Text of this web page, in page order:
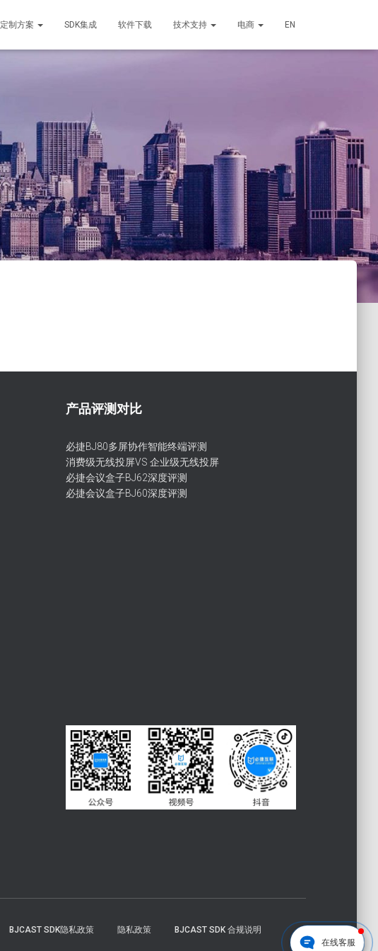
定制方案 SDK集成 软件下载 技术支持 电商 EN
产品评测对比
必捷BJ80多屏协作智能终端评测
消费级无线投屏VS 企业级无线投屏
必捷会议盒子BJ62深度评测
必捷会议盒子BJ60深度评测
BJCAST SDK隐私政策 隐私政策
BJCAST SDK 合规说明
在线客服